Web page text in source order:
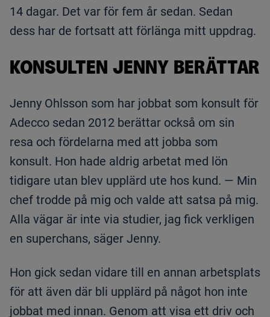
14 dagar. Det var för fem år sedan. Sedan
dess har de fortsatt att förlänga mitt uppdrag.
KONSULTEN JENNY BERÄTTAR
Jenny Ohlsson som har jobbat som konsult för
Adecco sedan 2012 berättar också om sin
resa och fördelarna med att jobba som
konsult. Hon hade aldrig arbetat med lön
tidigare utan blev upplärd ute hos kund. — Min
chef trodde på mig och valde att satsa på mig.
Alla vägar är inte via studier, jag fick verkligen
en superchans, säger Jenny.
Hon gick sedan vidare till en annan arbetsplats
för att även där bli upplärd på något hon inte
jobbat med innan. Genom att visa ett driv och